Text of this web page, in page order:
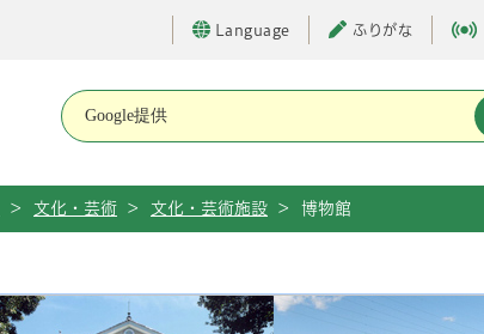
Language ふりがな
> 文化・芸術 > 文化・芸術施設 > 博物館